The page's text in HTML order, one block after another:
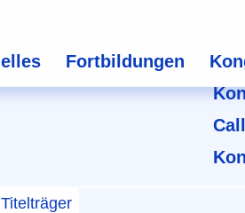
Fortbildungen
Titelträger